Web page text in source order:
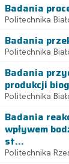
Badania
Politechnika
Badania
Politechnika
Badania
produkcji
Politechnika
Badania
wpływem
st...
Politechnika